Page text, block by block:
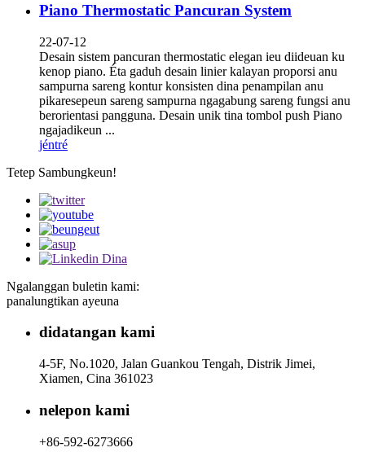
Piano Thermostatic Pancuran System
22-07-12
Desain sistem pancuran thermostatic elegan ieu diideuan ku
kenop piano. Éta gaduh desain linier kalayan proporsi anu
sampurna sareng kontur konsisten dina penampilan anu
pikaresepeun sareng sampurna ngagabung sareng fungsi anu
berorientasi pangguna. Desain unik tina tombol push Piano
ngajadikeun ...
jéntré
Tetep Sambungkeun!
Ngalanggan buletin kami:
panalungtikan ayeuna
didatangan kami
4-5F, No.1020, Jalan Guankou Tengah, Distrik Jimei,
Xiamen, Cina 361023
nelepon kami
+86-592-6273666